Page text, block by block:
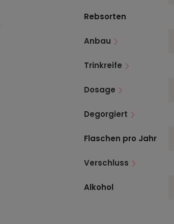
Rebsorten
Anbau
Trinkreife
Dosage
Degorgiert
Flaschen pro Jahr
Verschluss
Alkohol